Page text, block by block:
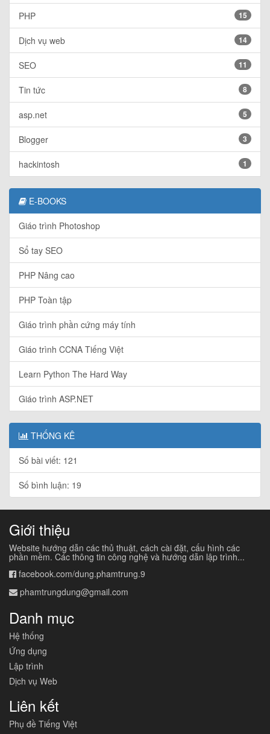
PHP 15
Dịch vụ web 14
SEO 11
Tin tức 8
asp.net 5
Blogger 3
hackintosh 1
E-BOOKS
Giáo trình Photoshop
Sổ tay SEO
PHP Nâng cao
PHP Toàn tập
Giáo trình phần cứng máy tính
Giáo trình CCNA Tiếng Việt
Learn Python The Hard Way
Giáo trình ASP.NET
THỐNG KÊ
Số bài viết: 121
Số bình luận: 19
Giới thiệu
Website hướng dẫn các thủ thuật, cách cài đặt, cấu hình các
phần mềm. Các thông tin công nghệ và hướng dẫn lập trình...
facebook.com/dung.phamtrung.9
phamtrungdung@gmail.com
Danh mục
Hệ thống
Ứng dụng
Lập trình
Dịch vụ Web
Liên kết
Phụ đề Tiếng Việt